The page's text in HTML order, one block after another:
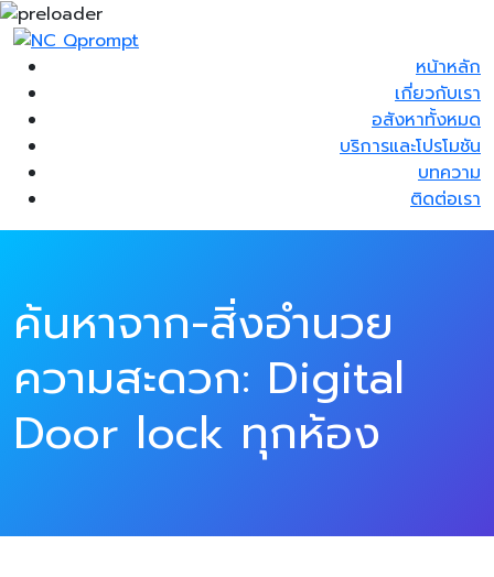
หน้าหลัก
เกี่ยวกับเรา
อสังหาทั้งหมด
บริการและโปรโมชัน
บทความ
ติดต่อเรา
ค้นหาจาก-สิ่งอำนวย
ความสะดวก: Digital
Door lock ทุกห้อง